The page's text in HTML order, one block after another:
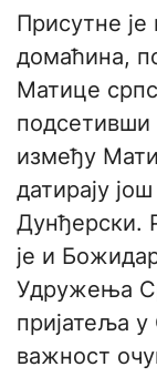
​Присутне
домаћина,
Матице
подсетивши
између
датирају
Дунђерски.
је и
Удружења
пријатеља у
важност